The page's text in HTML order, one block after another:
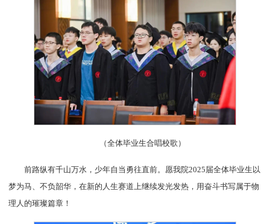
（全体毕业生合唱校歌）
前路纵有千山万水，少年自当勇往直前。愿我院2025届全体毕业生以
梦为马、不负韶华，在新的人生赛道上继续发光发热，用奋斗书写属于物
理人的璀璨篇章！